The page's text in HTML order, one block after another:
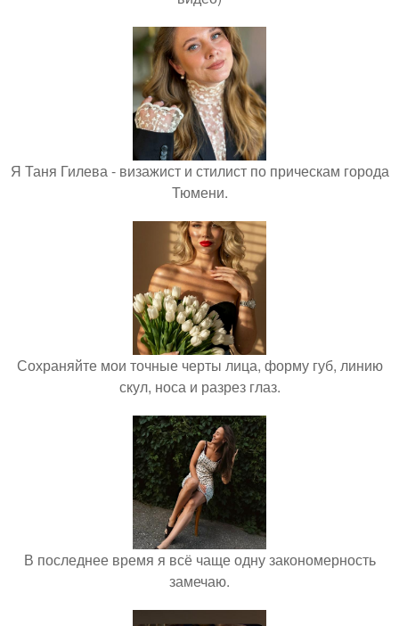
Я Таня Гилева - визажист и стилист по прическам города
Тюмени.
Сохраняйте мои точные черты лица, форму губ, линию
скул, носа и разрез глаз.
В последнее время я всё чаще одну закономерность
замечаю.